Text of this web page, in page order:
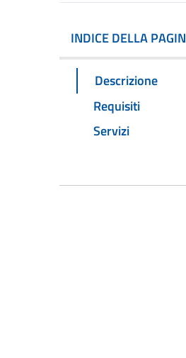
INDICE DELLA
Descrizione
Requisiti
Servizi